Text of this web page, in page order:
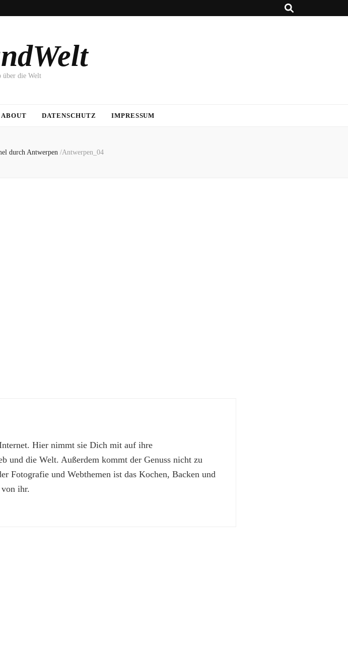
über die Welt
ABOUT DATENSCHUTZ IMPRESSUM
durch Antwerpen /Antwerpen_04
Hier nimmt sie Dich mit auf ihre
und die Welt. Außerdem kommt der Genuss nicht zu
Fotografie und Webthemen ist das Kochen, Backen und
von ihr.